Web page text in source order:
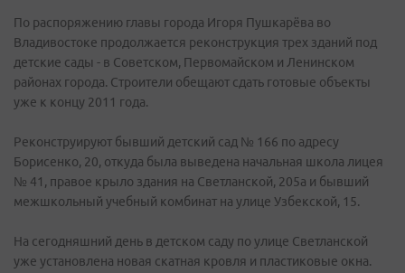
По распоряжению главы города Игоря Пушкарёва во
Владивостоке продолжается реконструкция трех зданий под
детские сады - в Советском, Первомайском и Ленинском
районах города. Строители обещают сдать готовые объекты
уже к концу 2011 года.
Реконструируют бывший детский сад № 166 по адресу
Борисенко, 20, откуда была выведена начальная школа лицея
№ 41, правое крыло здания на Светланской, 205а и бывший
межшкольный учебный комбинат на улице Узбекской, 15.
На сегодняшний день в детском саду по улице Светланской
уже установлена новая скатная кровля и пластиковые окна.